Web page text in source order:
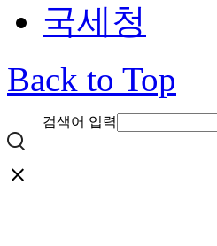
국세청
Back to Top
검색어 입력
close